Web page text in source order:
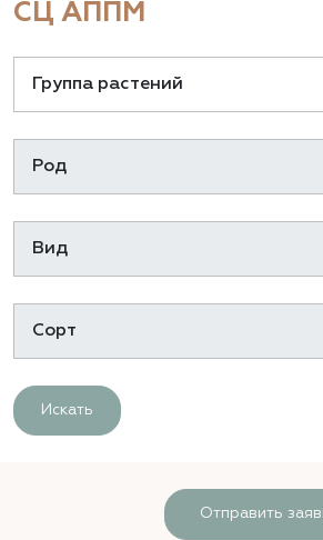
СЦ АППМ
Искать
Отправить